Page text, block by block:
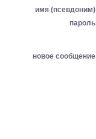
имя (псевдоним)
пароль
новое сообщение